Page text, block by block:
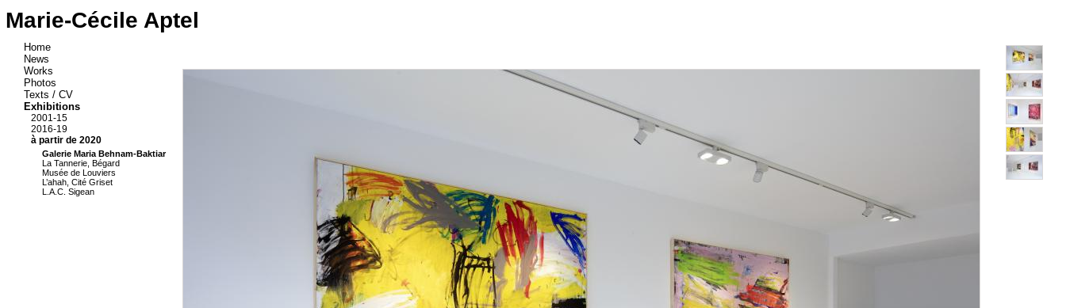
Marie-Cécile Aptel
Home
News
Works
Photos
Texts / CV
Exhibitions
2001-15
2016-19
à partir de 2020
Galerie Maria Behnam-Baktiar
La Tannerie, Bégard
Musée de Louviers
L’ahah, Cité Griset
L.A.C. Sigean